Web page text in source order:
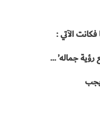
الآتي :
جماله’ …
يجب